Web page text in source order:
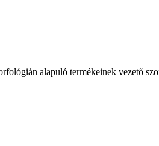
alapuló termékeinek vezető